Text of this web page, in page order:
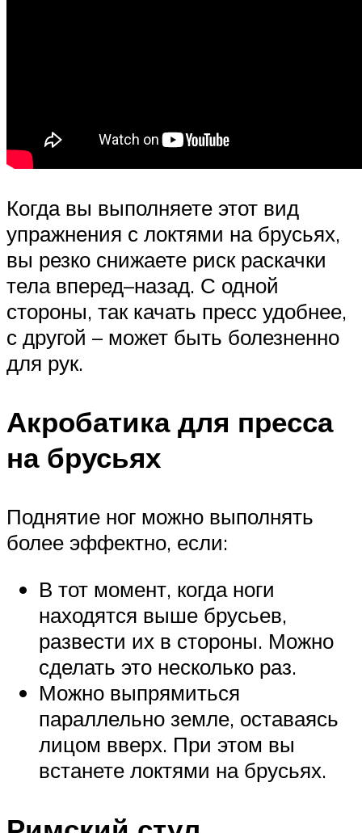
Когда вы выполняете этот вид
упражнения с локтями на брусьях,
вы резко снижаете риск раскачки
тела вперед–назад. С одной
стороны, так качать пресс удобнее,
с другой – может быть болезненно
для рук.
Акробатика для пресса
на брусьях
Поднятие ног можно выполнять
более эффектно, если:
В тот момент, когда ноги
находятся выше брусьев,
развести их в стороны. Можно
сделать это несколько раз.
Можно выпрямиться
параллельно земле, оставаясь
лицом вверх. При этом вы
встанете локтями на брусьях.